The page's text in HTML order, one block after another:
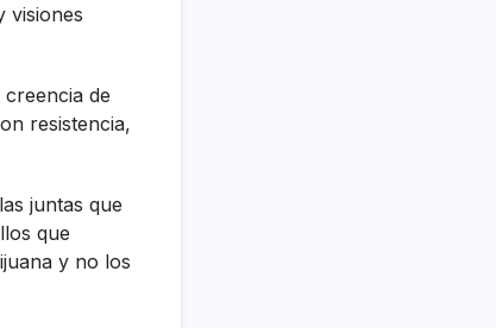
visiones
de
resistencia,
juntas que
que
y no los